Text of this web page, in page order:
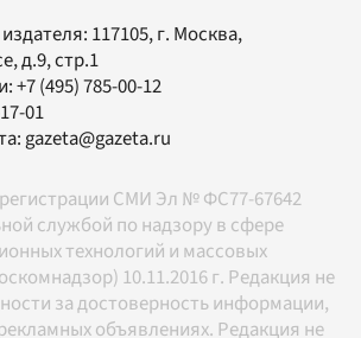
117105, г. Москва,
д.9, стр.1
+7 (495) 785-00-12
01
gazeta@gazeta.ru
СМИ Эл № ФС77-67642
службой по надзору в сфере
технологий и массовых
10.11.2016 г. Редакция не
за достоверность информации,
объявлениях. Редакция не